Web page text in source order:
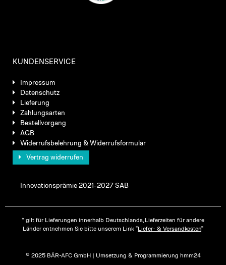
KUNDENSERVICE
Impressum
Datenschutz
Lieferung
Zahlungsarten
Bestellvorgang
AGB
Widerrufsbelehrung & Widerrufsformular
Vertrag widerrufen
Innovationsprämie 2021-2027 SAB
* gilt für Lieferungen innerhalb Deutschlands, Lieferzeiten für andere
Länder entnehmen Sie bitte unserem Link "Liefer- & Versandkosten"
© 2025 BÄR-AFC GmbH | Umsetzung & Programmierung hmm24